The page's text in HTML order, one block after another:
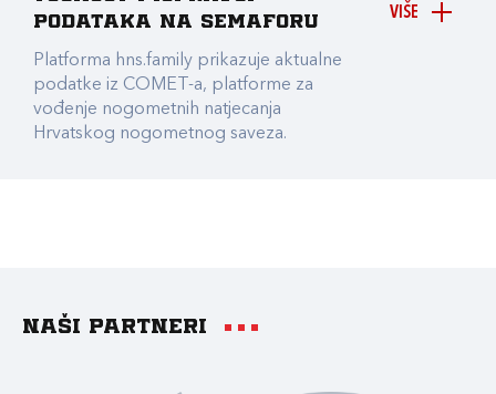
VIŠE
podataka na Semaforu
Platforma hns.family prikazuje aktualne
podatke iz COMET-a, platforme za
vođenje nogometnih natjecanja
Hrvatskog nogometnog saveza.
Naši partneri